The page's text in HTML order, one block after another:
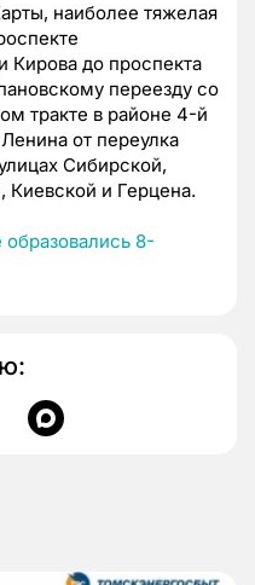
наиболее тяжелая
до проспекта
переезду со
тракте в районе 4-й
от переулка
Сибирской,
и Герцена.